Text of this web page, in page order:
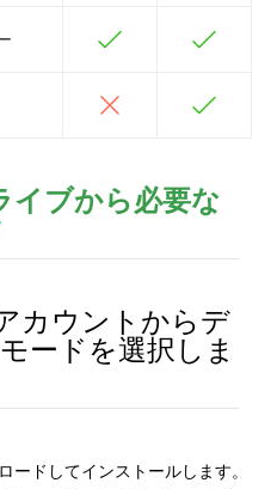
イブから必要な
カウントからデ
ードを選択しま
ードしてインストールします。